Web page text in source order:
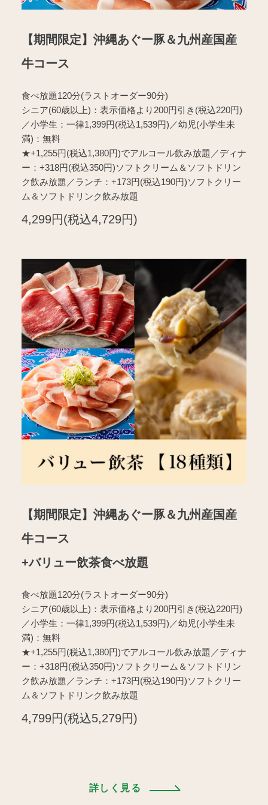
【期間限定】沖縄あぐー豚＆九州産国産
牛コース
食べ放題120分(ラストオーダー90分)
シニア(60歳以上)：表示価格より200円引き(税込220円)
／小学生：一律1,399円(税込1,539円)／幼児(小学生未
満)：無料
★+1,255円(税込1,380円)でアルコール飲み放題／ディナ
ー：+318円(税込350円)ソフトクリーム＆ソフトドリン
ク飲み放題／ランチ：+173円(税込190円)ソフトクリー
ム＆ソフトドリンク飲み放題
4,299円(税込4,729円)
【期間限定】沖縄あぐー豚＆九州産国産
牛コース
+バリュー飲茶食べ放題
食べ放題120分(ラストオーダー90分)
シニア(60歳以上)：表示価格より200円引き(税込220円)
／小学生：一律1,399円(税込1,539円)／幼児(小学生未
満)：無料
★+1,255円(税込1,380円)でアルコール飲み放題／ディナ
ー：+318円(税込350円)ソフトクリーム＆ソフトドリン
ク飲み放題／ランチ：+173円(税込190円)ソフトクリー
ム＆ソフトドリンク飲み放題
4,799円(税込5,279円)
詳しく見る